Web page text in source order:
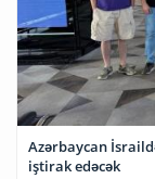
Azərbaycan
iştirak edəcək